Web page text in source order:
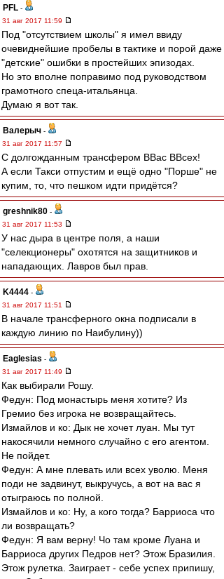
PFL -
31 авг 2017 11:59
Под "отсутствием школы" я имел ввиду
очевиднейшие пробелы в тактике и порой даже
"детские" ошибки в простейших эпизодах.
Но это вполне поправимо под руководством
грамотного спеца-итальянца.
Думаю я вот так.
Валерыч -
31 авг 2017 11:57
С долгожданным трансфером ВВас ВВсех!
А если Такси отпустим и ещё одно "Порше" не
купим, то, что пешком идти придётся?
greshnik80 -
31 авг 2017 11:53
У нас дыра в центре поля, а наши
"селекционеры" охотятся на защитников и
нападающих. Лавров был прав.
K4444 -
31 авг 2017 11:51
В начале трансферного окна подписали в
каждую линию по Наибулину))
Eaglesias -
31 авг 2017 11:49
Как выбирали Рошу.
Федун: Под монастырь меня хотите? Из
Гремио без игрока не возвращайтесь.
Измайлов и ко: Дык не хочет луан. Мы тут
накосячили немного случайно с его агентом.
Не пойдет.
Федун: А мне плевать или всех уволю. Меня
поди не задвинут, выкручусь, а вот на вас я
отыграюсь по полной.
Измайлов и ко: Ну, а кого тогда? Барриоса что
ли возвращать?
Федун: Я вам верну! Чо там кроме Луана и
Барриоса других Педров нет? Этож Бразилия.
Этож рулетка. Заиграет - себе успех припишу,